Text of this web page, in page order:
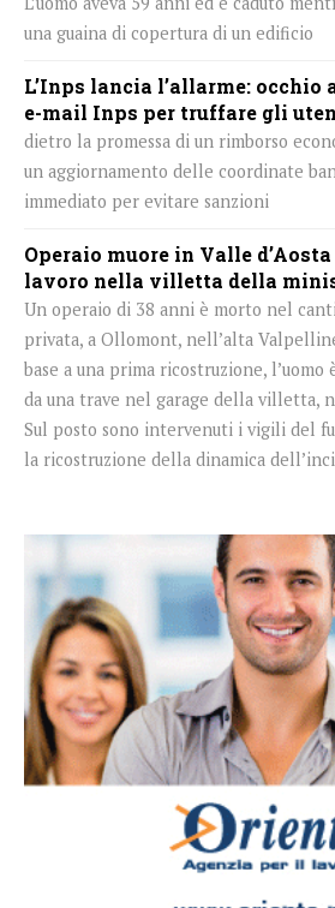
una guaina di copertura di un edificio
L’Inps lancia l’allarme:
e-mail Inps per truffare gli
dietro la promessa di un rimborso
un aggiornamento delle coordinate
immediato per evitare sanzioni
Operaio muore in Valle
lavoro nella villetta della
Un operaio di 38 anni è morto nel
privata, a Ollomont, nell’alta
base a una prima ricostruzione, l’uomo
da una trave nel garage della villetta,
Sul posto sono intervenuti i vigili del
la ricostruzione della dinamica